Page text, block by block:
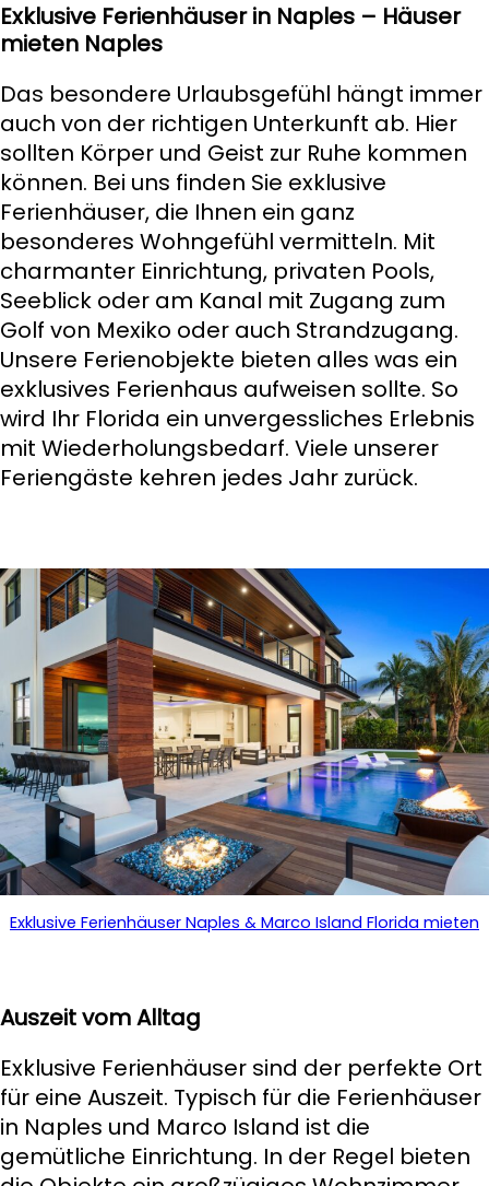
Exklusive Ferienhäuser in Naples – Häuser
mieten Naples
Das besondere Urlaubsgefühl hängt immer
auch von der richtigen Unterkunft ab. Hier
sollten Körper und Geist zur Ruhe kommen
können. Bei uns finden Sie exklusive
Ferienhäuser, die Ihnen ein ganz
besonderes Wohngefühl vermitteln. Mit
charmanter Einrichtung, privaten Pools,
Seeblick oder am Kanal mit Zugang zum
Golf von Mexiko oder auch Strandzugang.
Unsere Ferienobjekte bieten alles was ein
exklusives Ferienhaus aufweisen sollte. So
wird Ihr Florida ein unvergessliches Erlebnis
mit Wiederholungsbedarf. Viele unserer
Feriengäste kehren jedes Jahr zurück.
Exklusive Ferienhäuser Naples & Marco Island Florida mieten
Auszeit vom Alltag
Exklusive Ferienhäuser sind der perfekte Ort
für eine Auszeit. Typisch für die Ferienhäuser
in Naples und Marco Island ist die
gemütliche Einrichtung. In der Regel bieten